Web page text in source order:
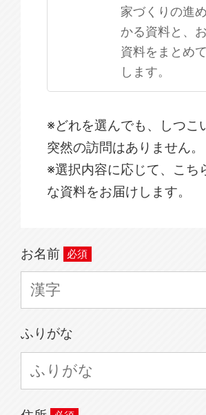
家づくりの進
かる資料と、
資料をまとめ
します。
※どれを選んでも、しつこ
突然の訪問はありません。
※選択内容に応じて、こち
な資料をお届けします。
お名前
ふりがな